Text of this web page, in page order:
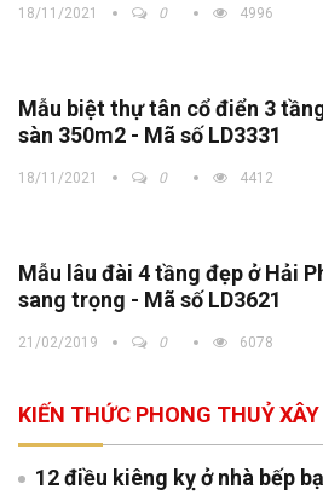
18/11/2021 0 4996
Mẫu biệt thự tân cổ điển 3
sàn 350m2 - Mã số LD3331
18/11/2021 0 4412
Mẫu lâu đài 4 tầng đẹp ở Hải
sang trọng - Mã số LD3621
21/02/2019 0 6078
KIẾN THỨC PHONG THUỶ
12 điều kiêng kỵ ở nhà bếp